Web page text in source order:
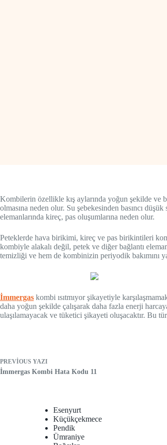
Kombilerin özellikle kış aylarında yoğun şekilde ve
olmasına neden olur. Su şebekesinden basıncı
elemanlarında kireç, pas oluşumlarına neden olur.
Peteklerde hava birikimi, kireç ve pas birikintileri
kombiyle alakalı değil, petek ve diğer bağlantı
temizliği ve hem de kombinizin periyodik bakımını
İmmergas kombi ısıtmıyor şikayetiyle
daha yoğun şekilde çalışarak daha fazla enerji
ulaşılamayacak ve tüketici şikayeti oluşacaktır. Bu
PREVIOUS YAZI
İmmergas Kombi Hata Kodu 11
Esenyurt
Küçükçekmece
Pendik
Ümraniye